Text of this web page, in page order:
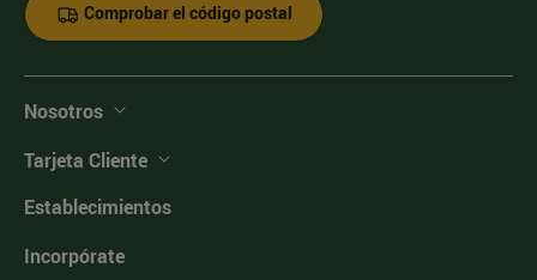
Comprobar el código postal
Nosotros
Tarjeta Cliente
Establecimientos
Incorpórate